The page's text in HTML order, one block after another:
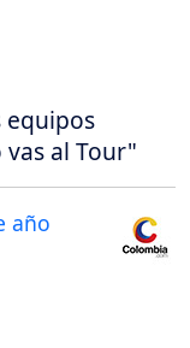
equipos
al Tour"